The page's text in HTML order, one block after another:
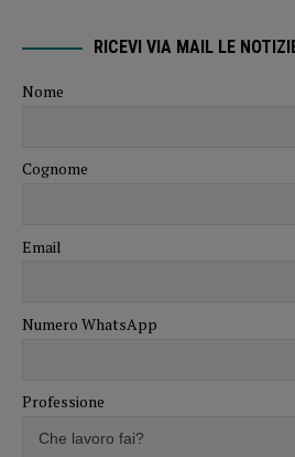
RICEVI VIA MAIL LE
Nome
Cognome
Email
Numero WhatsApp
Professione